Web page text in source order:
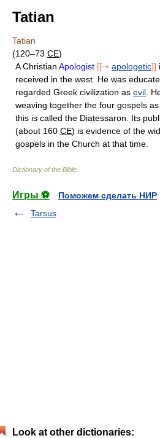
Tatian
Tatian
(120–73 CE)
A Christian Apologist [[➝ apologetic]]
received in the west. He was
regarded Greek civilization as evil .
weaving together the four gospels
this is called the Diatessaron. Its
(about 160 CE) is evidence of the
gospels in the Church at that time.
Dictionary of the Bible
Игры ⚽
Поможем сделать НИР
Tarsus
Look at other dictionaries: